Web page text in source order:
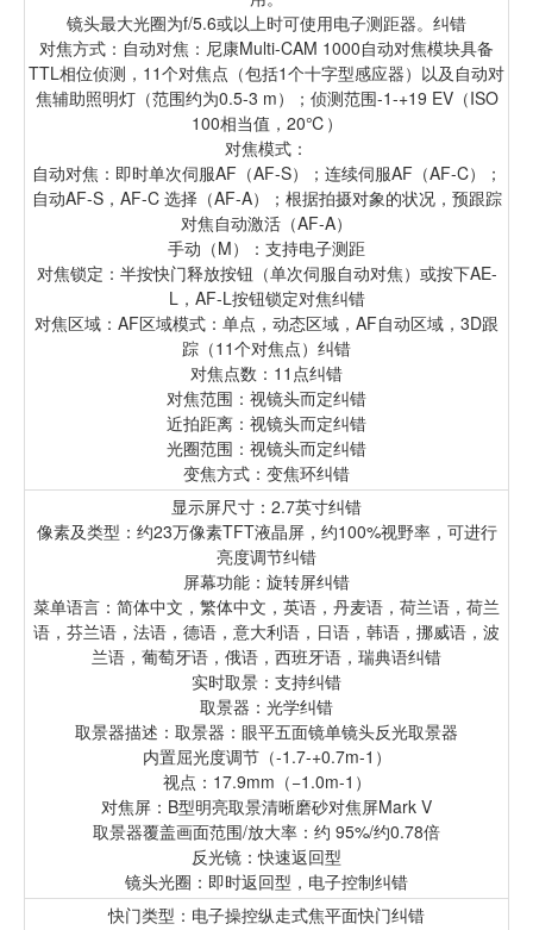
镜头最大光圈为f/5.6或以上时可使用电子测距器。纠错
对焦方式：自动对焦：尼康Multi-CAM 1000自动对焦模块具备
TTL相位侦测，11个对焦点（包括1个十字型感应器）以及自动对
焦辅助照明灯（范围约为0.5-3 m）；侦测范围-1-+19 EV（ISO
100相当值，20℃）
对焦模式：
自动对焦：即时单次伺服AF（AF-S）；连续伺服AF（AF-C）；
自动AF-S，AF-C 选择（AF-A）；根据拍摄对象的状况，预跟踪
对焦自动激活（AF-A）
手动（M）：支持电子测距
对焦锁定：半按快门释放按钮（单次伺服自动对焦）或按下AE-
L，AF-L按钮锁定对焦纠错
对焦区域：AF区域模式：单点，动态区域，AF自动区域，3D跟
踪（11个对焦点）纠错
对焦点数：11点纠错
对焦范围：视镜头而定纠错
近拍距离：视镜头而定纠错
光圈范围：视镜头而定纠错
变焦方式：变焦环纠错
显示屏尺寸：2.7英寸纠错
像素及类型：约23万像素TFT液晶屏，约100%视野率，可进行
亮度调节纠错
屏幕功能：旋转屏纠错
菜单语言：简体中文，繁体中文，英语，丹麦语，荷兰语，荷兰
语，芬兰语，法语，德语，意大利语，日语，韩语，挪威语，波
兰语，葡萄牙语，俄语，西班牙语，瑞典语纠错
实时取景：支持纠错
取景器：光学纠错
取景器描述：取景器：眼平五面镜单镜头反光取景器
内置屈光度调节（-1.7-+0.7m-1）
视点：17.9mm（−1.0m-1）
对焦屏：B型明亮取景清晰磨砂对焦屏Mark V
取景器覆盖画面范围/放大率：约 95%/约0.78倍
反光镜：快速返回型
镜头光圈：即时返回型，电子控制纠错
快门类型：电子操控纵走式焦平面快门纠错